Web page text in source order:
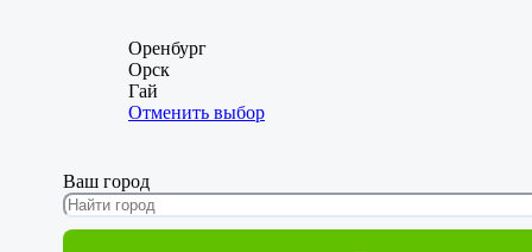
Оренбург
Орск
Гай
Отменить выбор
Ваш город